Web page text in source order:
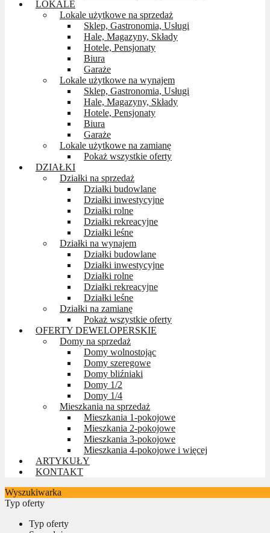
LOKALE
Lokale użytkowe na sprzedaż
Sklep, Gastronomia, Usługi
Hale, Magazyny, Składy
Hotele, Pensjonaty
Biura
Garaże
Lokale użytkowe na wynajem
Sklep, Gastronomia, Usługi
Hale, Magazyny, Składy
Hotele, Pensjonaty
Biura
Garaże
Lokale użytkowe na zamianę
Pokaż wszystkie oferty
DZIAŁKI
Działki na sprzedaż
Działki budowlane
Działki inwestycyjne
Działki rolne
Działki rekreacyjne
Działki leśne
Działki na wynajem
Działki budowlane
Działki inwestycyjne
Działki rolne
Działki rekreacyjne
Działki leśne
Działki na zamianę
Pokaż wszystkie oferty
OFERTY DEWELOPERSKIE
Domy na sprzedaż
Domy wolnostojąc
Domy szeregowe
Domy bliźniaki
Domy 1/2
Domy 1/4
Mieszkania na sprzedaż
Mieszkania 1-pokojowe
Mieszkania 2-pokojowe
Mieszkania 3-pokojowe
Mieszkania 4-pokojowe i więcej
ARTYKUŁY
KONTAKT
Wyszukiwarka
Typ oferty
Typ oferty